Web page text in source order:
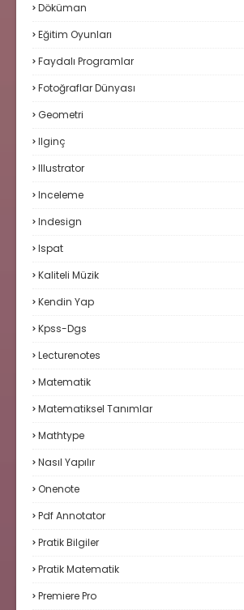
Döküman
Eğitim Oyunları
Faydalı Programlar
Fotoğraflar Dünyası
Geometri
Ilginç
Illustrator
Inceleme
Indesign
Ispat
Kaliteli Müzik
Kendin Yap
Kpss-Dgs
Lecturenotes
Matematik
Matematiksel Tanımlar
Mathtype
Nasıl Yapılır
Onenote
Pdf Annotator
Pratik Bilgiler
Pratik Matematik
Premiere Pro